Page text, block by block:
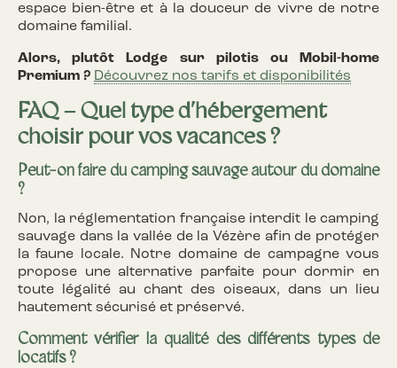
espace bien-être et à la douceur de vivre de notre
domaine familial.
Alors, plutôt Lodge sur pilotis ou Mobil-home
Premium ? Découvrez nos tarifs et disponibilités
FAQ – Quel type d’hébergement
choisir pour vos vacances ?
Peut-on faire du camping sauvage autour du domaine
?
Non, la réglementation française interdit le camping
sauvage dans la vallée de la Vézère afin de protéger
la faune locale. Notre domaine de campagne vous
propose une alternative parfaite pour dormir en
toute légalité au chant des oiseaux, dans un lieu
hautement sécurisé et préservé.
Comment vérifier la qualité des différents types de
locatifs ?